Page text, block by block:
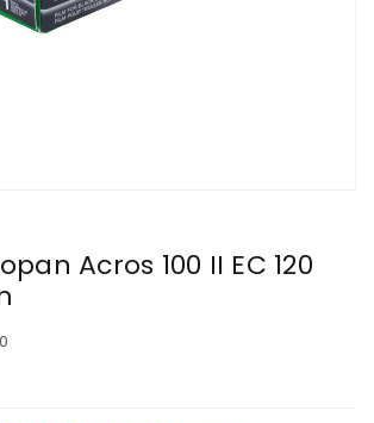
Acros 100 II EC 120